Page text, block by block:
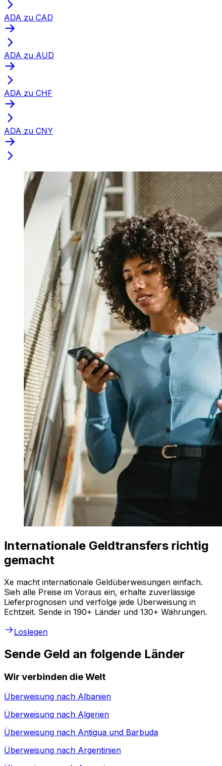
ADA zu CAD
ADA zu AUD
ADA zu CHF
ADA zu CNY
Internationale Geldtransfers richtig
gemacht
Xe macht internationale Geldüberweisungen einfach.
Sieh alle Preise im Voraus ein, erhalte zuverlässige
Lieferprognosen und verfolge jede Überweisung in
Echtzeit. Sende in 190+ Länder und 130+ Währungen.
Loslegen
Sende Geld an folgende Länder
Wir verbinden die Welt
Überweisung nach Albanien
Überweisung nach Algerien
Überweisung nach Antigua und Barbuda
Überweisung nach Argentinien